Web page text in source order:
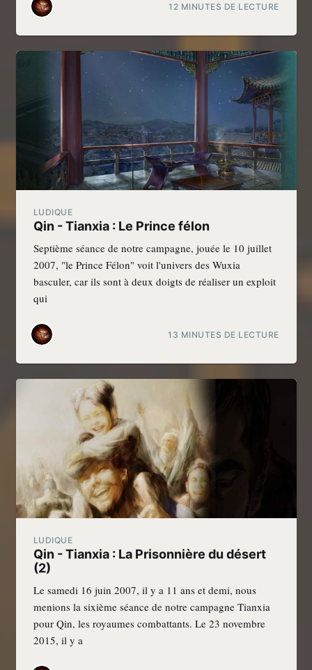
12 MINUTES DE LECTURE
LUDIQUE
Qin - Tianxia : Le Prince félon
Septième séance de notre campagne, jouée le 10 juillet
2007, "le Prince Félon" voit l'univers des Wuxia
basculer, car ils sont à deux doigts de réaliser un exploit
qui
13 MINUTES DE LECTURE
LUDIQUE
Qin - Tianxia : La Prisonnière du désert
(2)
Le samedi 16 juin 2007, il y a 11 ans et demi, nous
menions la sixième séance de notre campagne Tianxia
pour Qin, les royaumes combattants. Le 23 novembre
2015, il y a